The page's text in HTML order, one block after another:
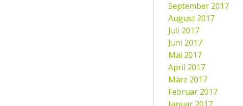
September 2017
August 2017
Juli 2017
Juni 2017
Mai 2017
April 2017
März 2017
Februar 2017